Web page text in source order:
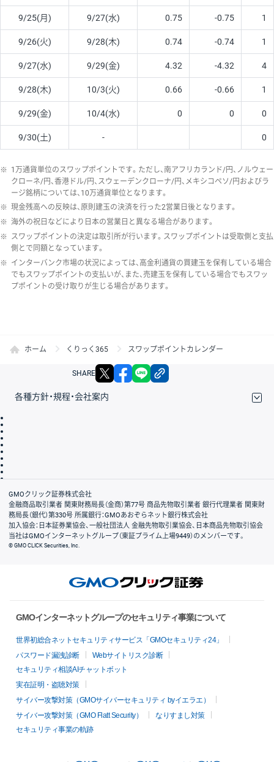
9/25(月) 9/27(水) 0.75 -0.75 1
9/26(火) 9/28(木) 0.74 -0.74 1
9/27(水) 9/29(金) 4.32 -4.32 4
9/28(木) 10/3(火) 0.66 -0.66 1
9/29(金) 10/4(水) 0 0 0
9/30(土) - 0
※ 1万通貨単位のスワップポイントです。ただし、南アフリカランド/円、ノルウェー
クローネ/円、香港ドル/円、スウェーデンクローナ/円、メキシコペソ/円およびラ
ージ銘柄については、10万通貨単位となります。
※ 現金残高への反映は、原則建玉の決済を行った2営業日後となります。
※ 海外の祝日などにより日本の営業日と異なる場合があります。
※ スワップポイントの決定は取引所が行います。スワップポイントは受取側と支払
側とで同額となっています。
※ インターバンク市場の状況によっては、高金利通貨の買建玉を保有している場合
でもスワップポイントの支払いが、また、売建玉を保有している場合でもスワッ
プポイントの受け取りが生じる場合があります。
ホーム くりっく365 スワップポイントカレンダー
SHARE X facebook
各種方針・規程・会社案内
会社案内
GMOクリック証券株式会社
金融商品取引業者 関東財務局長（金商）第77号 商品先物取引業者 銀行代理業者 関東財
務局長（銀代）第330号 所属銀行：GMOあおぞらネット銀行株式会社
加入協会：日本証券業協会、一般社団法人 金融先物取引業協会、日本商品先物取引協会
当社はGMOインターネットグループ（東証プライム上場9449）のメンバーです。
© GMO CLICK Securities, Inc.
GMOインターネットグループのセキュリティ事業について
世界初総合ネットセキュリティサービス「GMOセキュリティ24」
パスワード漏洩診断
Webサイトリスク診断
セキュリティ相談AIチャットボット
実在証明・盗聴対策
サイバー攻撃対策（GMOサイバーセキュリティ byイエラエ）
サイバー攻撃対策（GMO Flatt Security）
なりすまし対策
セキュリティ事業の軌跡